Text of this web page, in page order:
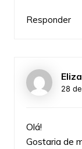
Responder
28
Olá!
Gostaria de